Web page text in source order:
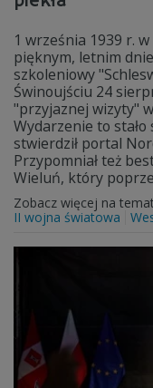
1 września 1939 r. w
pięknym, letnim
szkoleniowy
Świnoujściu 24
"przyjaznej wizyty"
Wydarzenie to
stwierdził portal
Przypomniał też
Wieluń, który
Zobacz więcej na
II wojna światowa